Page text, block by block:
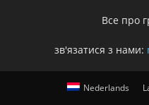
Все про
зв'язатися з нами:
Nederlands